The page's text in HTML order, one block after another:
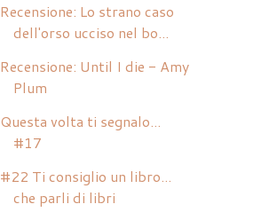
Recensione: Lo strano caso
dell'orso ucciso nel bo...
Recensione: Until I die - Amy
Plum
Questa volta ti segnalo...
#17
#22 Ti consiglio un libro...
che parli di libri